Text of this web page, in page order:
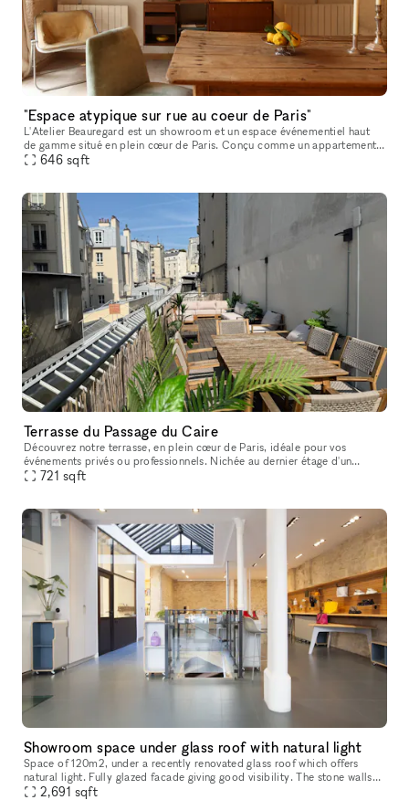
"Espace atypique sur rue au coeur de Paris"
L'Atelier Beauregard est un showroom et un espace événementiel haut
de gamme situé en plein cœur de Paris. Conçu comme un appartement
parisien raffiné, il offre une alternative plus chaleureuse et m
646 sqft
Terrasse du Passage du Caire
Découvrez notre terrasse, en plein cœur de Paris, idéale pour vos
événements privés ou professionnels. Nichée au dernier étage d'un
immeuble typiquement parisien, cette terrasse chaleureuse et végét
721 sqft
Showroom space under glass roof with natural light
Space of 120m2, under a recently renovated glass roof which offers
natural light. Fully glazed facade giving good visibility. The stone walls
and wooden furniture make it a warm place. Our space is l
2,691 sqft